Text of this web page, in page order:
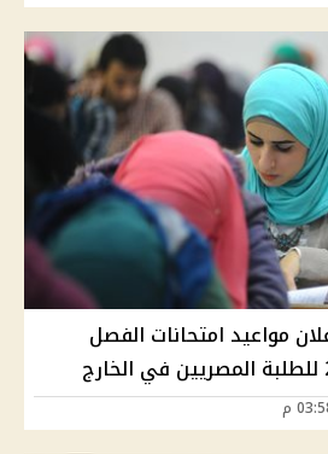
مواعيد امتحانات الفصل